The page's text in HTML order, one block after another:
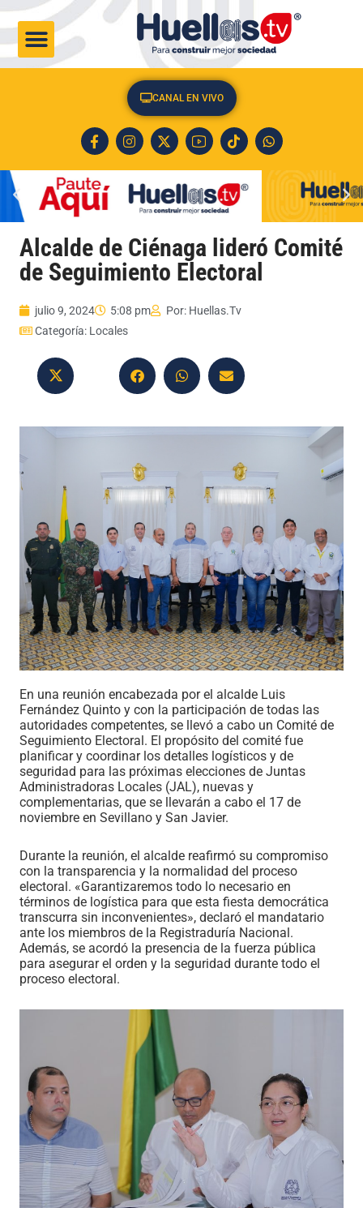
CANAL EN VIVO
Alcalde de Ciénaga lideró Comité
de Seguimiento Electoral
julio 9, 2024 5:08 pm Por: Huellas.Tv
Categoría: Locales
En una reunión encabezada por el alcalde Luis
Fernández Quinto y con la participación de todas las
autoridades competentes, se llevó a cabo un Comité de
Seguimiento Electoral. El propósito del comité fue
planificar y coordinar los detalles logísticos y de
seguridad para las próximas elecciones de Juntas
Administradoras Locales (JAL), nuevas y
complementarias, que se llevarán a cabo el 17 de
noviembre en Sevillano y San Javier.
Durante la reunión, el alcalde reafirmó su compromiso
con la transparencia y la normalidad del proceso
electoral. «Garantizaremos todo lo necesario en
términos de logística para que esta fiesta democrática
transcurra sin inconvenientes», declaró el mandatario
ante los miembros de la Registraduría Nacional.
Además, se acordó la presencia de la fuerza pública
para asegurar el orden y la seguridad durante todo el
proceso electoral.